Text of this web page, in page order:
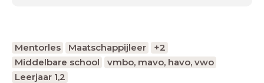
Mentorles Maatschappijleer
+2
Middelbare school
vmbo, mavo, havo, vwo
Leerjaar 1,2